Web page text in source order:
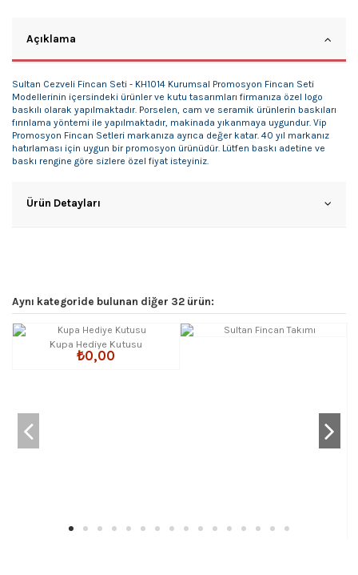
Açıklama
Sultan Cezveli Fincan Seti - KH1014 Kurumsal Promosyon Fincan Seti
Modellerinin içersindeki ürünler ve kutu tasarımları firmanıza özel logo
baskılı olarak yapılmaktadır. Porselen, cam ve seramik ürünlerin baskıları
fırınlama yöntemi ile yapılmaktadır, makinada yıkanmaya uygundur. Vip
Promosyon Fincan Setleri markanıza ayrıca değer katar. 40 yıl markanız
hatırlaması için uygun bir promosyon ürünüdür. Lütfen baskı adetine ve
baskı rengine göre sizlere özel fiyat isteyiniz.
Ürün Detayları
Aynı kategoride bulunan diğer 32 ürün:
Kupa Hediye Kutusu
₺0,00